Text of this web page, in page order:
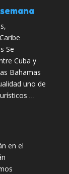
Se
Cuba y
Bahamas
uno de
…
en el